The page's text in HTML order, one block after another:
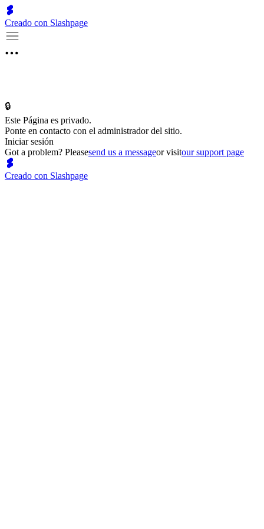
Creado con Slashpage
🔒
Este Página es privado.
Ponte en contacto con el administrador del sitio.
Iniciar sesión
Got a problem? Pleasesend us a messageor visitour support page
Creado con Slashpage